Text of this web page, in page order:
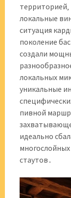
локальные
ситуация
поколение
создали
локальных
уникальные
пивной
идеально
стаутов․